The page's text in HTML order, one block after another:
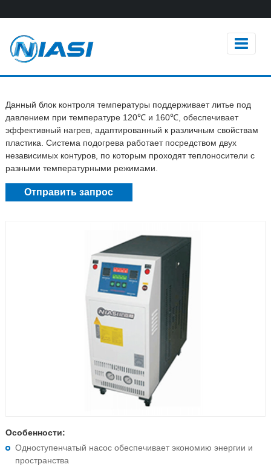
Данный блок контроля температуры поддерживает литье под
давлением при температуре 120℃ и 160℃, обеспечивает
эффективный нагрев, адаптированный к различным свойствам
пластика. Система подогрева работает посредством двух
независимых контуров, по которым проходят теплоносители с
разными температурными режимами.
Отправить запрос
Особенности:
Одноступенчатый насос обеспечивает экономию энергии и
пространства